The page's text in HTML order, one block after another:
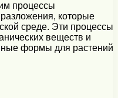
процессы
которые
среде. Эти процессы
веществ и
формы для растений